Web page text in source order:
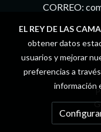
CORREO:
EL REY DE LAS
obtener datos
usuarios y mejorar
preferencias a
información